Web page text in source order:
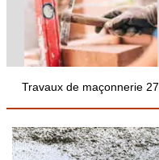
Travaux de maçonnerie 27